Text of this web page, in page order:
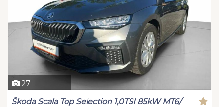
27
Škoda Scala Top Selection 1,0TSI 85kW MT6/